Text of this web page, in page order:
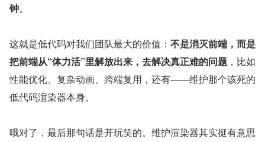
钟。
这就是低代码对我们团队最大的价值： 不是消灭前端，而是
把前端从“体力活”里解放出来，去解决真正难的问题 ，比如
性能优化、复杂动画、跨端复用，还有——维护那个该死的
低代码渲染器本身。
哦对了，最后那句话是开玩笑的。维护渲染器其实挺有意思